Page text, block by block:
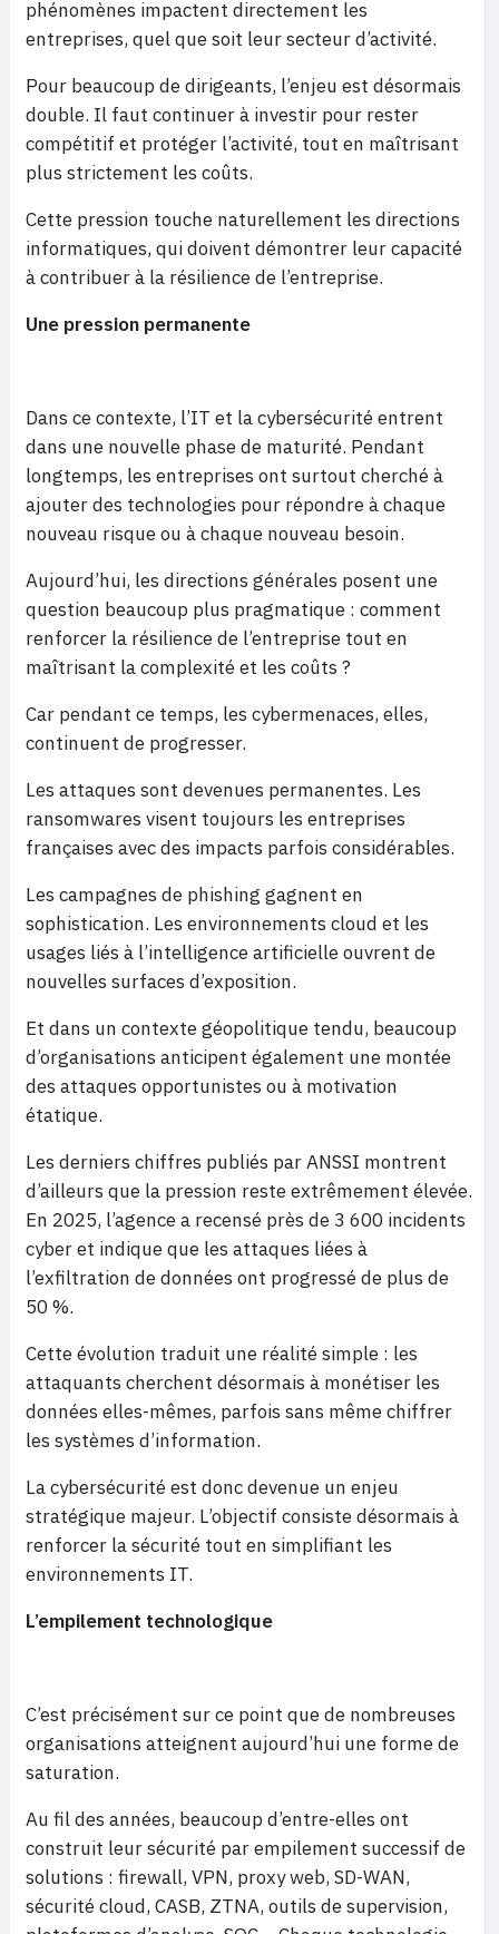
phénomènes impactent directement les
entreprises, quel que soit leur secteur d’activité.
Pour beaucoup de dirigeants, l’enjeu est désormais
double. Il faut continuer à investir pour rester
compétitif et protéger l’activité, tout en maîtrisant
plus strictement les coûts.
Cette pression touche naturellement les directions
informatiques, qui doivent démontrer leur capacité
à contribuer à la résilience de l’entreprise.
Une pression permanente
Dans ce contexte, l’IT et la cybersécurité entrent
dans une nouvelle phase de maturité. Pendant
longtemps, les entreprises ont surtout cherché à
ajouter des technologies pour répondre à chaque
nouveau risque ou à chaque nouveau besoin.
Aujourd’hui, les directions générales posent une
question beaucoup plus pragmatique : comment
renforcer la résilience de l’entreprise tout en
maîtrisant la complexité et les coûts ?
Car pendant ce temps, les cybermenaces, elles,
continuent de progresser.
Les attaques sont devenues permanentes. Les
ransomwares visent toujours les entreprises
françaises avec des impacts parfois considérables.
Les campagnes de phishing gagnent en
sophistication. Les environnements cloud et les
usages liés à l’intelligence artificielle ouvrent de
nouvelles surfaces d’exposition.
Et dans un contexte géopolitique tendu, beaucoup
d’organisations anticipent également une montée
des attaques opportunistes ou à motivation
étatique.
Les derniers chiffres publiés par ANSSI montrent
d’ailleurs que la pression reste extrêmement élevée.
En 2025, l’agence a recensé près de 3 600 incidents
cyber et indique que les attaques liées à
l’exfiltration de données ont progressé de plus de
50 %.
Cette évolution traduit une réalité simple : les
attaquants cherchent désormais à monétiser les
données elles-mêmes, parfois sans même chiffrer
les systèmes d’information.
La cybersécurité est donc devenue un enjeu
stratégique majeur. L’objectif consiste désormais à
renforcer la sécurité tout en simplifiant les
environnements IT.
L’empilement technologique
C’est précisément sur ce point que de nombreuses
organisations atteignent aujourd’hui une forme de
saturation.
Au fil des années, beaucoup d’entre-elles ont
construit leur sécurité par empilement successif de
solutions : firewall, VPN, proxy web, SD-WAN,
sécurité cloud, CASB, ZTNA, outils de supervision,